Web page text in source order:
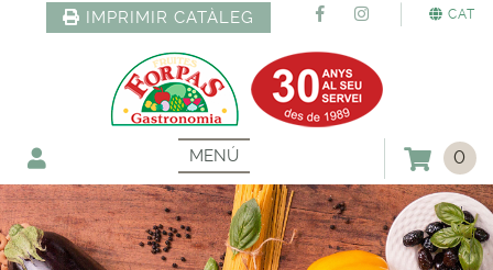
CAT
IMPRIMIR CATÀLEG
MENÚ 0